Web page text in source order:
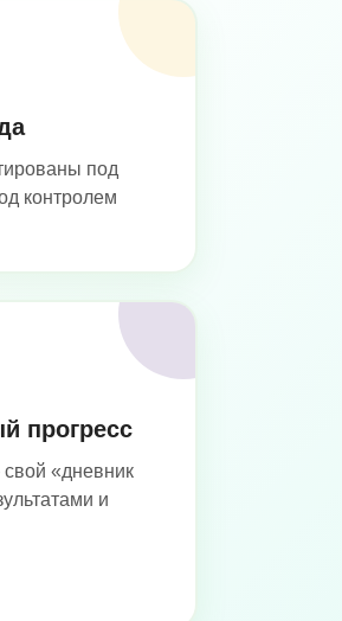
под
контролем
прогресс
«дневник
и